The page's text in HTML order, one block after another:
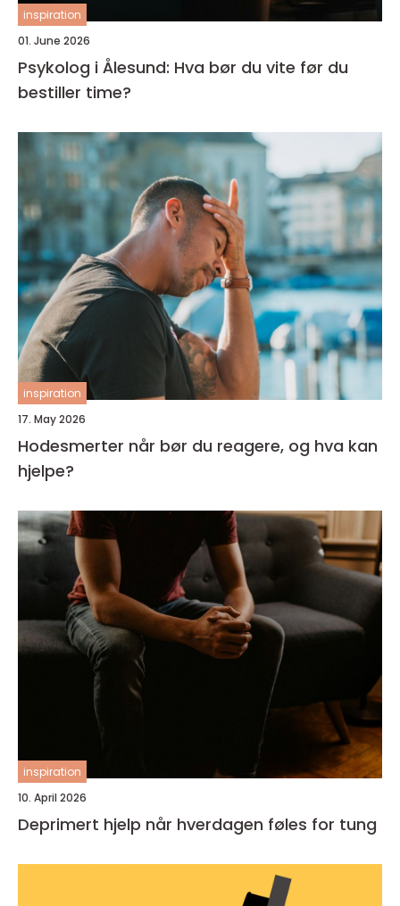
inspiration
01. June 2026
Psykolog i Ålesund: Hva bør du vite før du
bestiller time?
inspiration
17. May 2026
Hodesmerter når bør du reagere, og hva kan
hjelpe?
inspiration
10. April 2026
Deprimert hjelp når hverdagen føles for tung